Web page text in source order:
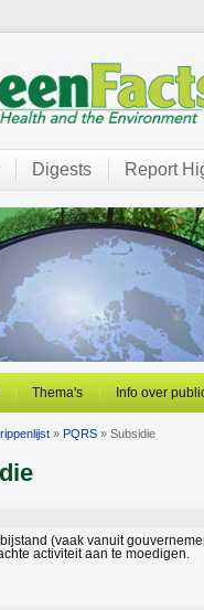
Digests Report
Thema's Info over
» PQRS » Subsidie
(vaak vanuit
activiteit aan te moedigen.